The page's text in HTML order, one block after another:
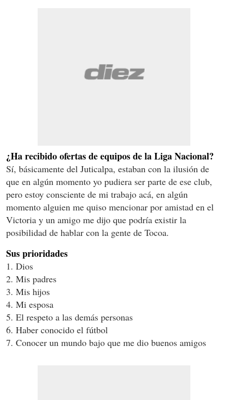
¿Ha recibido ofertas de equipos de la Liga Nacional?
Sí, básicamente del Juticalpa, estaban con la ilusión de
que en algún momento yo pudiera ser parte de ese club,
pero estoy consciente de mi trabajo acá, en algún
momento alguien me quiso mencionar por amistad en el
Victoria y un amigo me dijo que podría existir la
posibilidad de hablar con la gente de Tocoa.
Sus prioridades
1. Dios
2. Mis padres
3. Mis hijos
4. Mi esposa
5. El respeto a las demás personas
6. Haber conocido el fútbol
7. Conocer un mundo bajo que me dio buenos amigos